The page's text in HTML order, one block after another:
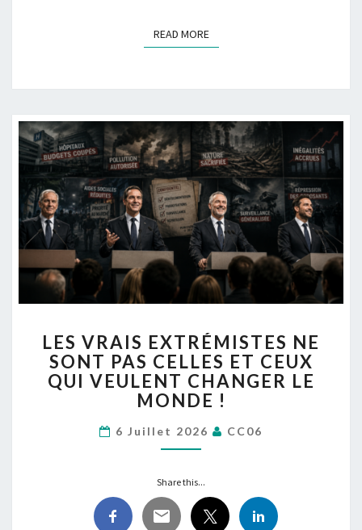
READ MOREREAD MORE
VRAIS
EXTRÉMISTES
NE
SONT
CELLES
ET
QUI
VEULENT
CHANGER
LES VRAIS EXTRÉMISTES NE
SONT PAS CELLES ET CEUX
QUI VEULENT CHANGER LE
MONDE !
6 Juillet 2026 CC06
Share this...